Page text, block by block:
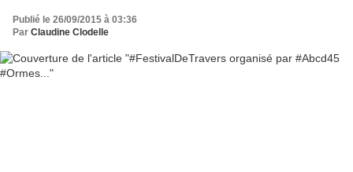
Publié le 26/09/2015 à 03:36
Par Claudine Clodelle